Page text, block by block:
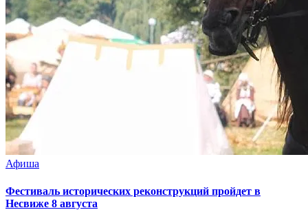
Афиша
Фестиваль исторических реконструкций пройдет в
Несвиже 8 августа